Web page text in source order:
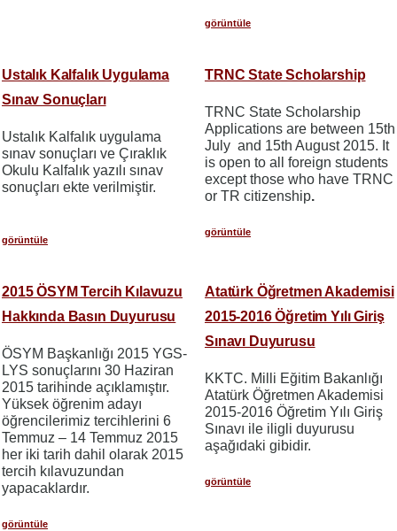
görüntüle
Ustalık Kalfalık Uygulama
Sınav Sonuçları
Ustalık Kalfalık uygulama
sınav sonuçları ve Çıraklık
Okulu Kalfalık yazılı sınav
sonuçları ekte verilmiştir.
görüntüle
TRNC State Scholarship
TRNC State Scholarship
Applications are between 15th
July and 15th August 2015. It
is open to all foreign students
except those who have TRNC
or TR citizenship.
görüntüle
2015 ÖSYM Tercih Kılavuzu
Hakkında Basın Duyurusu
ÖSYM Başkanlığı 2015 YGS-
LYS sonuçlarını 30 Haziran
2015 tarihinde açıklamıştır.
Yüksek öğrenim adayı
öğrencilerimiz tercihlerini 6
Temmuz – 14 Temmuz 2015
her iki tarih dahil olarak 2015
tercih kılavuzundan
yapacaklardır.
görüntüle
Atatürk Öğretmen Akademisi
2015-2016 Öğretim Yılı Giriş
Sınavı Duyurusu
KKTC. Milli Eğitim Bakanlığı
Atatürk Öğretmen Akademisi
2015-2016 Öğretim Yılı Giriş
Sınavı ile iligli duyurusu
aşağıdaki gibidir.
görüntüle